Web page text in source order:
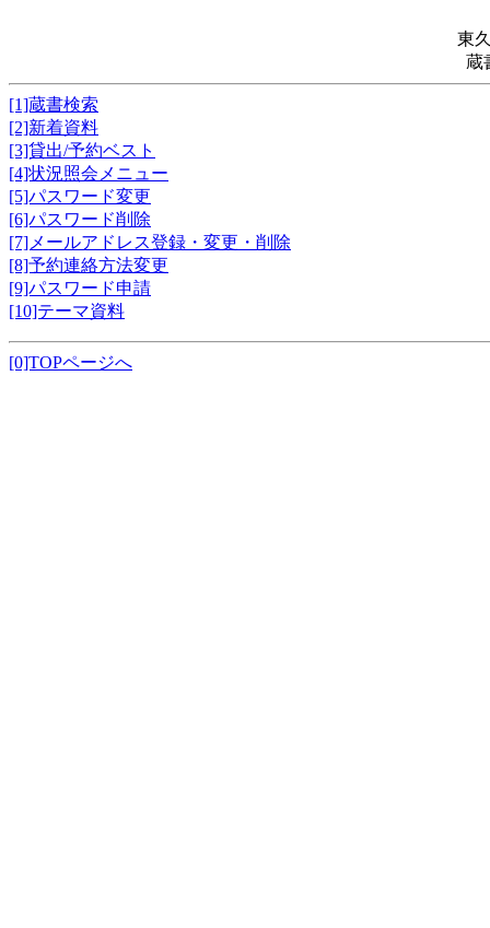
東
蔵
[1]蔵書検索
[2]新着資料
[3]貸出/予約ベスト
[4]状況照会メニュー
[5]パスワード変更
[6]パスワード削除
[7]メールアドレス登録・変更・削除
[8]予約連絡方法変更
[9]パスワード申請
[10]テーマ資料
[0]TOPページへ